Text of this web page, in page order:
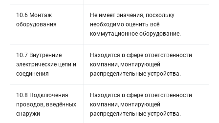
10.6 Монтаж
оборудования
Не имеет значения, поскольку
необходимо оценить всё
коммутационное оборудование.
10.7 Внутренние
электрические цепи и
соединения
Находится в сфере ответственности
компании, монтирующей
распределительные устройства.
10.8 Подключения
проводов, введённых
снаружи
Находится в сфере ответственности
компании, монтирующей
распределительные устройства.